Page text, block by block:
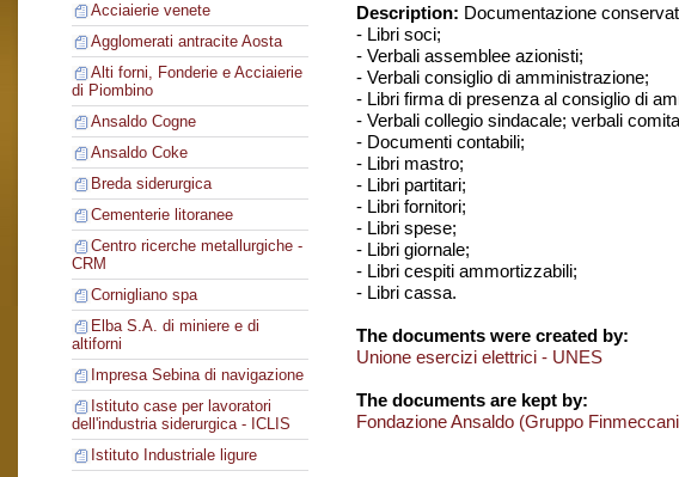
Acciaierie venete
Agglomerati antracite Aosta
Alti forni, Fonderie e Acciaierie
di Piombino
Ansaldo Cogne
Ansaldo Coke
Breda siderurgica
Cementerie litoranee
Centro ricerche metallurgiche -
CRM
Cornigliano spa
Elba S.A. di miniere e di
altiforni
Impresa Sebina di navigazione
Istituto case per lavoratori
dell'industria siderurgica - ICLIS
Istituto Industriale ligure
Description: Documentazione
- Libri soci;
- Verbali assemblee azionisti;
- Verbali consiglio di amministrazione;
- Libri firma di presenza al consiglio di
- Verbali collegio sindacale; verbali
- Documenti contabili;
- Libri mastro;
- Libri partitari;
- Libri fornitori;
- Libri spese;
- Libri giornale;
- Libri cespiti ammortizzabili;
- Libri cassa.
The documents were created by:
Unione esercizi elettrici - UNES
The documents are kept by:
Fondazione Ansaldo (Gruppo